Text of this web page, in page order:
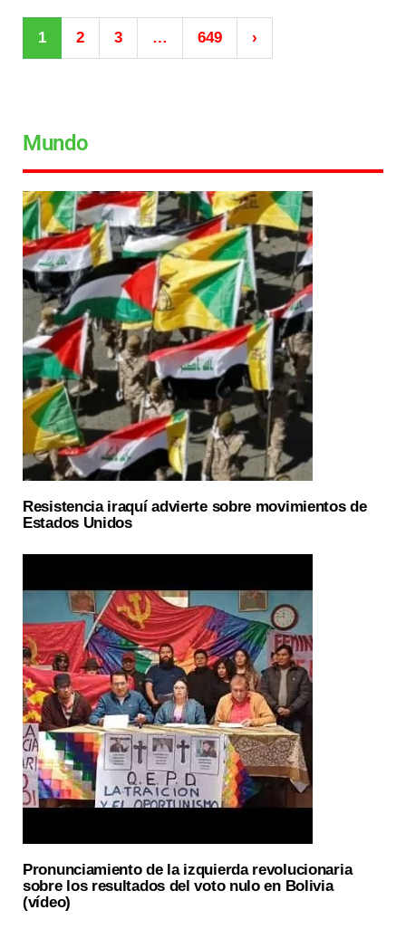
1 2 3 … 649 ›
Mundo
Resistencia iraquí advierte sobre movimientos de
Estados Unidos
Pronunciamiento de la izquierda revolucionaria
sobre los resultados del voto nulo en Bolivia
(vídeo)